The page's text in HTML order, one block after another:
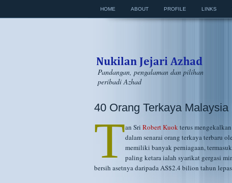
HOME ABOUT PROFILE LINKS
Pandangan, pengalaman dan pilihan
peribadi Azhad
40 Orang Terkaya
Tan Sri Robert Kuokterus
dalam senarai orang terkaya terbaru
memiliki banyak perniagaan,
paling ketara ialah syarikat gergasi
bersih asetnya daripada AS$2.4 bilion tahun